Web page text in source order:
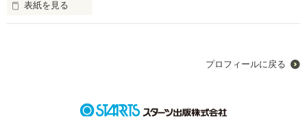
表紙を見る
プロフィールに戻る